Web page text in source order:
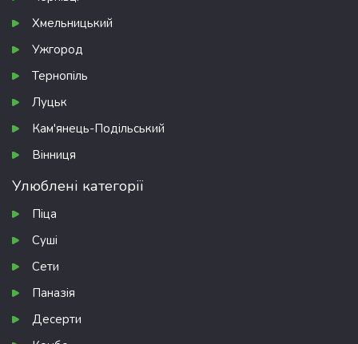
Хмельницький
Ужгород
Тернопіль
Луцьк
Кам'янець-Подільський
Вінниця
Улюблені категорії
Піца
Суші
Сети
Паназія
Десерти